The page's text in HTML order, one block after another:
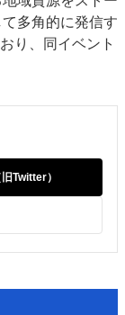
多角的に発信す
り、同イベント
Twitter）